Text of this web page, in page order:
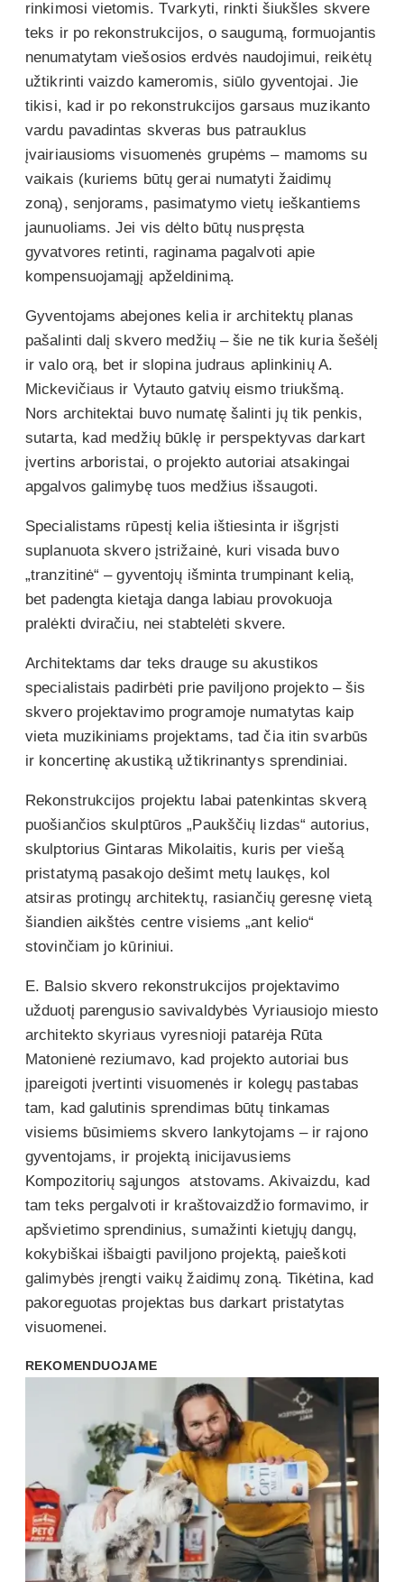
rinkimosi vietomis. Tvarkyti, rinkti šiukšles skvere
teks ir po rekonstrukcijos, o saugumą, formuojantis
nenumatytam viešosios erdvės naudojimui, reikėtų
užtikrinti vaizdo kameromis, siūlo gyventojai. Jie
tikisi, kad ir po rekonstrukcijos garsaus muzikanto
vardu pavadintas skveras bus patrauklus
įvairiausioms visuomenės grupėms – mamoms su
vaikais (kuriems būtų gerai numatyti žaidimų
zoną), senjorams, pasimatymo vietų ieškantiems
jaunuoliams. Jei vis dėlto būtų nuspręsta
gyvatvores retinti, raginama pagalvoti apie
kompensuojamąjį apželdinimą.
Gyventojams abejones kelia ir architektų planas
pašalinti dalį skvero medžių – šie ne tik kuria šešėlį
ir valo orą, bet ir slopina judraus aplinkinių A.
Mickevičiaus ir Vytauto gatvių eismo triukšmą.
Nors architektai buvo numatę šalinti jų tik penkis,
sutarta, kad medžių būklę ir perspektyvas darkart
įvertins arboristai, o projekto autoriai atsakingai
apgalvos galimybę tuos medžius išsaugoti.
Specialistams rūpestį kelia ištiesinta ir išgrįsti
suplanuota skvero įstrižainė, kuri visada buvo
„tranzitinė“ – gyventojų išminta trumpinant kelią,
bet padengta kietąja danga labiau provokuoja
pralėkti dviračiu, nei stabtelėti skvere.
Architektams dar teks drauge su akustikos
specialistais padirbėti prie paviljono projekto – šis
skvero projektavimo programoje numatytas kaip
vieta muzikiniams projektams, tad čia itin svarbūs
ir koncertinę akustiką užtikrinantys sprendiniai.
Rekonstrukcijos projektu labai patenkintas skverą
puošiančios skulptūros „Paukščių lizdas“ autorius,
skulptorius Gintaras Mikolaitis, kuris per viešą
pristatymą pasakojo dešimt metų laukęs, kol
atsiras protingų architektų, rasiančių geresnę vietą
šiandien aikštės centre visiems „ant kelio“
stovinčiam jo kūriniui.
E. Balsio skvero rekonstrukcijos projektavimo
užduotį parengusio savivaldybės Vyriausiojo miesto
architekto skyriaus vyresnioji patarėja Rūta
Matonienė reziumavo, kad projekto autoriai bus
įpareigoti įvertinti visuomenės ir kolegų pastabas
tam, kad galutinis sprendimas būtų tinkamas
visiems būsimiems skvero lankytojams – ir rajono
gyventojams, ir projektą inicijavusiems
Kompozitorių sąjungos atstovams. Akivaizdu, kad
tam teks pergalvoti ir kraštovaizdžio formavimo, ir
apšvietimo sprendinius, sumažinti kietųjų dangų,
kokybiškai išbaigti paviljono projektą, paieškoti
galimybės įrengti vaikų žaidimų zoną. Tikėtina, kad
pakoreguotas projektas bus darkart pristatytas
visuomenei.
REKOMENDUOJAME